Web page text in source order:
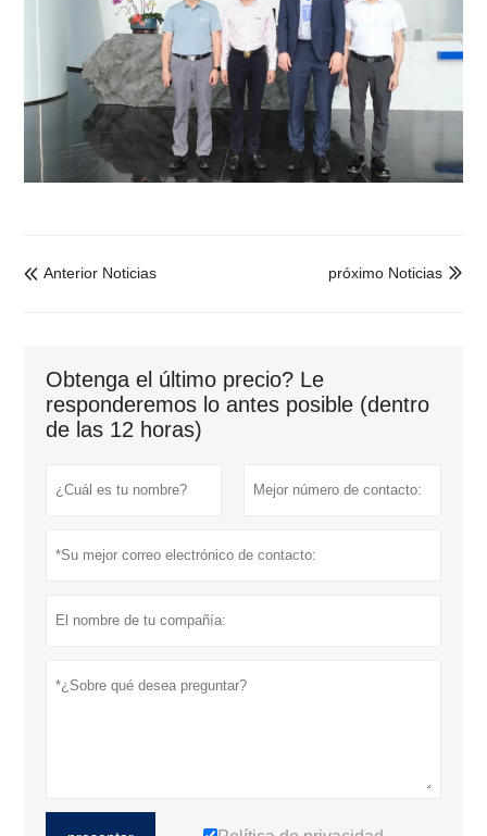
 Anterior Noticias 
próximo Noticias
Obtenga el último precio? Le
responderemos lo antes posible (dentro
de las 12 horas)